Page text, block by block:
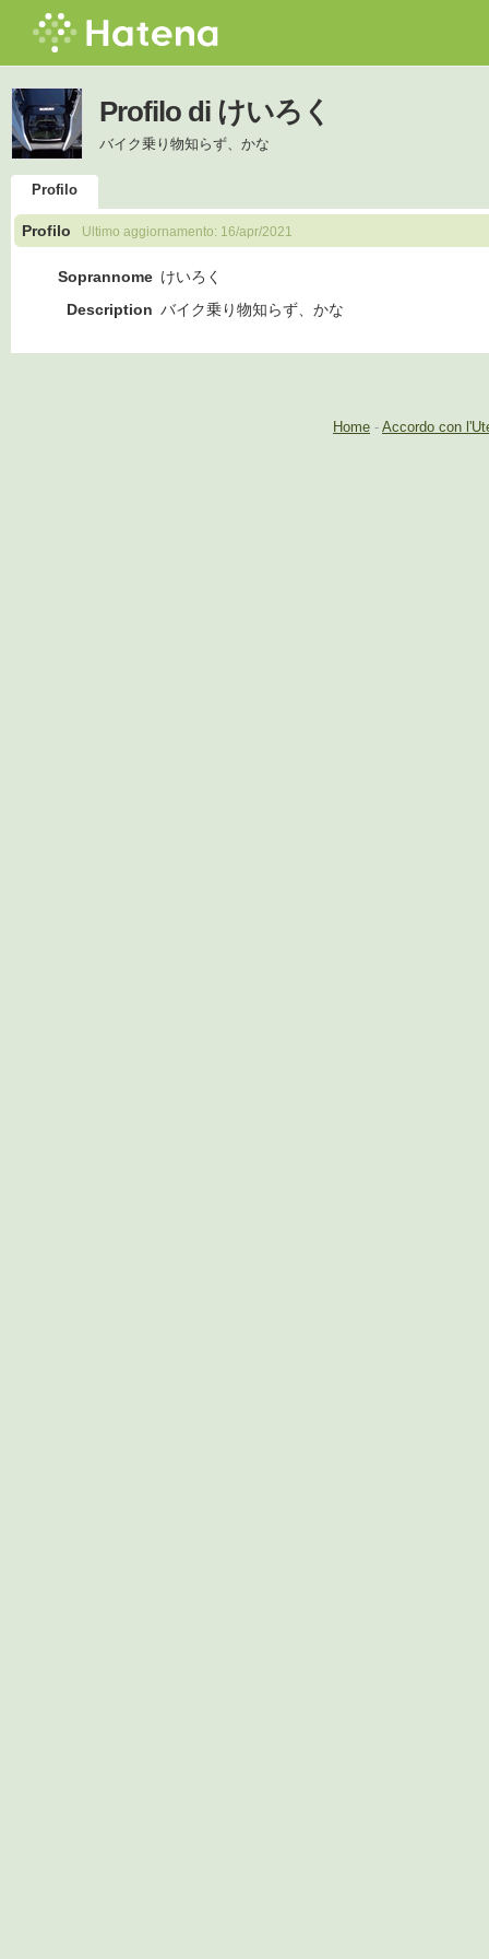
Profilo di けいろく
バイク乗り物知らず、かな
Profilo
Profilo Ultimo aggiornamento: 16/apr/2021
Soprannome けいろく
Description バイク乗り物知らず、かな
Home - Accordo con